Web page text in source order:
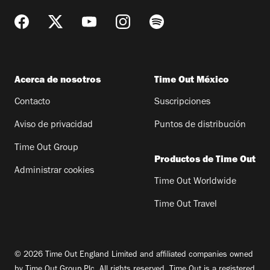
Acerca de nosotros
Contacto
Aviso de privacidad
Time Out Group
Administrar cookies
Time Out México
Suscripciones
Puntos de distribución
Productos de Time Out
Time Out Worldwide
Time Out Travel
© 2026 Time Out England Limited and affiliated companies owned